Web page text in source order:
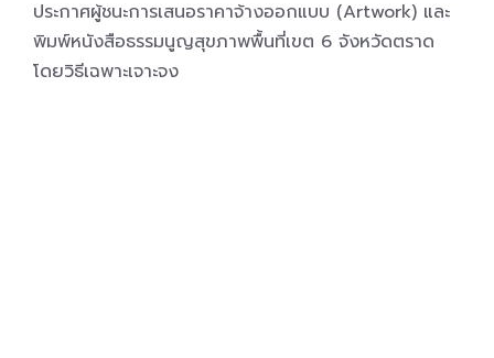
ประกาศผู้ชนะการเสนอราคาจ้างออกแบบ (Artwork) และ
พิมพ์หนังสือธรรมนูญสุขภาพพื้นที่เขต 6 จังหวัดตราด
โดยวิธีเฉพาะเจาะจง